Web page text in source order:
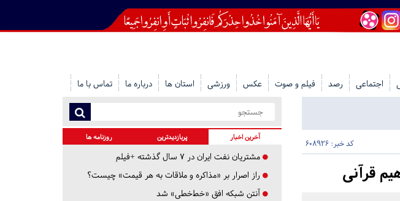
اجتماعی رصد فیلم و صوت عکس ورزشی استان ها درباره ما تماس با ما
کد خبر: 608926
قرآنی
آخرین اخبار پربازدیدترین روزنامه ها
مشتریان نفت ایران در ۷ سال گذشته +فیلم
راز اصرار بر «مذاکره و ملاقات به هر قیمت» چیست؟
آنتن شبکه افق «خط‌خطی» شد